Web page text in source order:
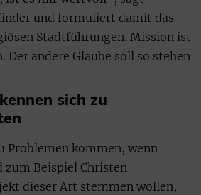
und formuliert damit das
Stadtführungen. Mission ist
Der andere Glaube soll so stehen
sich zu
Problemen kommen, wenn
zum Beispiel Christen
dieser Art stemmen wollen,